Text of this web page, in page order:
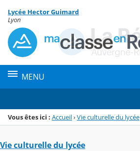
Menu de la rubrique
Contenu
Lycée Hector Guimard
Lyon
MENU
Vous êtes ici : Accueil›Vie culturelle du lycée
Vie culturelle du lycée